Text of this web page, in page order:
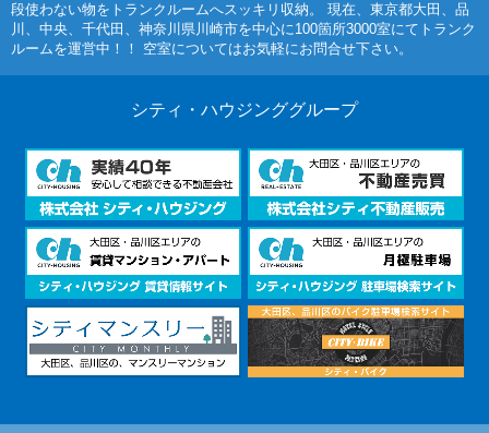
段使わない物をトランクルームへスッキリ収納。 現在、東京都大田、品
川、中央、千代田、神奈川県川崎市を中心に100箇所3000室にてトランク
ルームを運営中！！ 空室についてはお気軽にお問合せ下さい。
シティ・ハウジンググループ